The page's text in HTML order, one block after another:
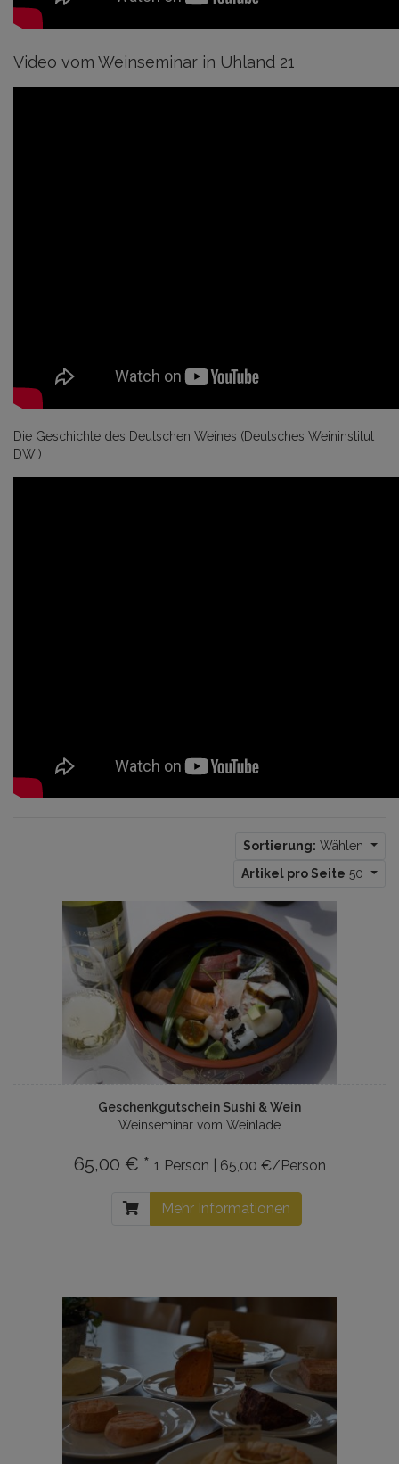
Video vom Weinseminar in Uhland 21
Die Geschichte des Deutschen Weines (Deutsches Weininstitut
DWI)
Sortierung: Wählen
Artikel pro Seite 50
Geschenkgutschein Sushi & Wein
Weinseminar vom Weinlade
65,00 € * 1 Person | 65,00 €/Person
Mehr Informationen